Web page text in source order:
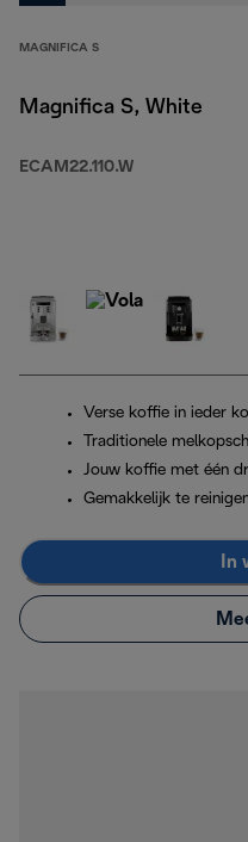
MAGNIFICA S
Magnifica S, White
ECAM22.110.W
Verse koffie in ieder
Traditionele
Jouw koffie met één
Gemakkelijk te
In